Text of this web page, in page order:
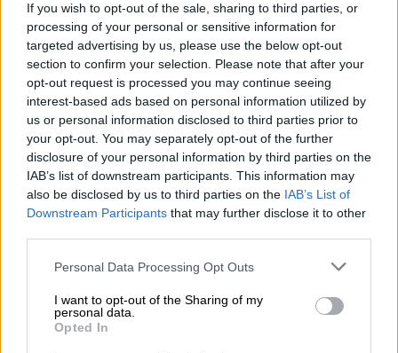
If you wish to opt-out of the sale, sharing to third parties, or
processing of your personal or sensitive information for
targeted advertising by us, please use the below opt-out
section to confirm your selection. Please note that after your
opt-out request is processed you may continue seeing
interest-based ads based on personal information utilized by
us or personal information disclosed to third parties prior to
your opt-out. You may separately opt-out of the further
disclosure of your personal information by third parties on the
IAB’s list of downstream participants. This information may
also be disclosed by us to third parties on the IAB’s List of
Downstream Participants that may further disclose it to other
Personal Data Processing Opt Outs
I want to opt-out of the Sharing of my
personal data.
Opted In
Ροή ειδήσεων Δημοφιλή
13:30
Όταν η επόμενη μέρα είναι στάχτη, τι θα πει ο Ασφαλιστικός
Διαμεσολαβητής στον πελάτη κλάδου υγείας;
12:22
Kavita Patel - PhARMA Innovation Forum: Ένα στα πέντε
καινοτόμα φάρμακα φτάνει τελικά στην Ελλάδα
ζητούν οι έμποροι από την Κυβέρνηση
Ευρώπη: Μπορεί η κλιματική αλλαγή να οδηγήσει σε